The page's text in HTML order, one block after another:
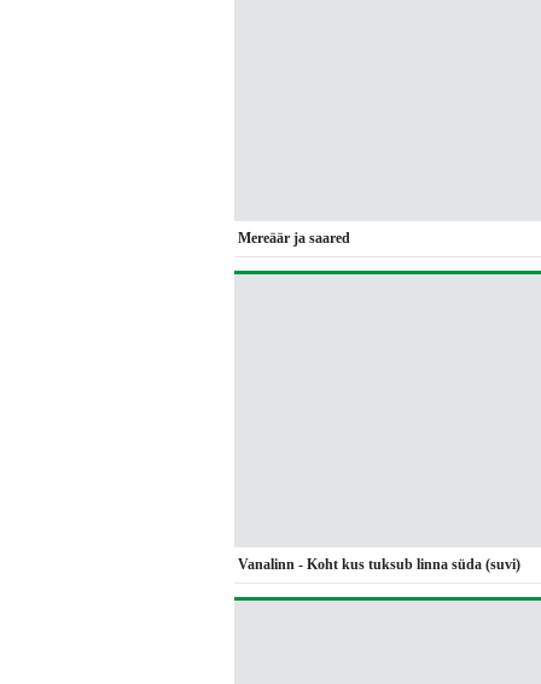
Mereäär ja saared
Vanalinn - Koht kus tuksub linna süda (suvi)